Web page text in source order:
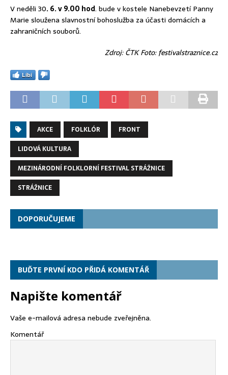
V neděli 30. 6. v 9.00 hod. bude v kostele Nanebevzetí Panny
Marie sloužena slavnostní bohoslužba za účasti domácích a
zahraničních souborů.
Zdroj: ČTK Foto: festivalstraznice.cz
Líbí
AKCE FOLKLÓR
FRONT
LIDOVÁ KULTURA
MEZINÁRODNÍ FOLKLORNÍ FESTIVAL STRÁŽNICE
STRÁŽNICE
DOPORUČUJEME
BUĎTE PRVNÍ KDO PŘIDÁ KOMENTÁŘ
Napište komentář
Vaše e-mailová adresa nebude zveřejněna.
Komentář